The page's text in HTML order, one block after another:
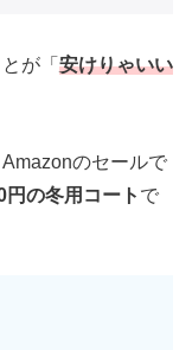
が「 安けりゃいい
のセールで
円の冬用コート で